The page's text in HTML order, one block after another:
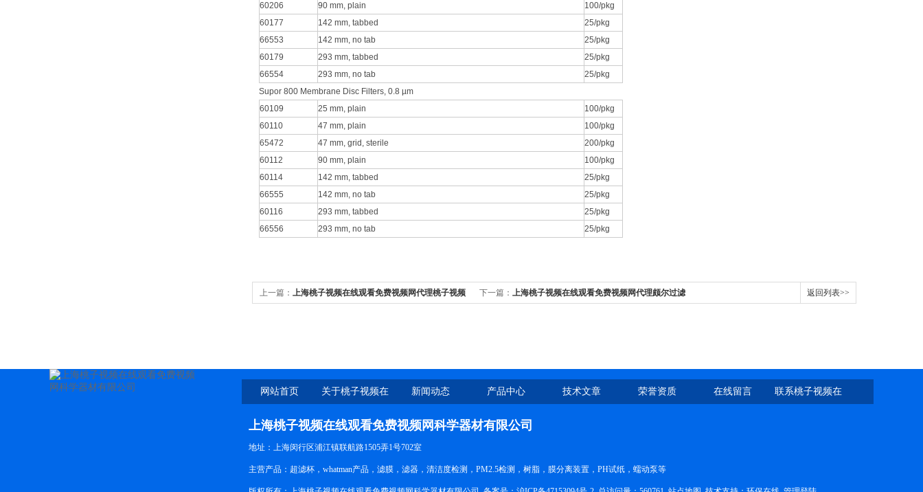
60206
90 mm, plain
100/pkg
60177
142 mm, tabbed
25/pkg
66553
142 mm, no tab
25/pkg
60179
293 mm, tabbed
25/pkg
66554
293 mm, no tab
25/pkg
Supor 800 Membrane Disc Filters, 0.8 µm
60109
25 mm, plain
100/pkg
60110
47 mm, plain
100/pkg
65472
47 mm, grid, sterile
200/pkg
60112
90 mm, plain
100/pkg
60114
142 mm, tabbed
25/pkg
66555
142 mm, no tab
25/pkg
60116
293 mm, tabbed
25/pkg
66556
293 mm, no tab 25/pkg
上一篇： 上海桃子视频在线观看免费视频网代理桃子视频 下一篇： 上海桃子视频在线观看免费视频网代理颇尔过滤 返回列表>>
网站首页 关于桃子视频在
线观看免费视频
网
新闻动态 产品中心 技术文章 荣誉资质 在线留言 联系桃子视频在
上海桃子视频在线观看免费视频网科学器材有限公司
地址：上海闵行区浦江镇联航路1505弄1号702室
主营产品：超滤杯，whatman产品，滤膜，滤器，清洁度检测，PM2.5检测，树脂，膜分离装置，PH试纸，蠕动泵等